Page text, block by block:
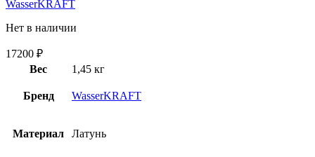
WasserKRAFT
Нет в наличии
17200 ₽
Вес
1,45 кг
Бренд WasserKRAFT
Материал Латунь